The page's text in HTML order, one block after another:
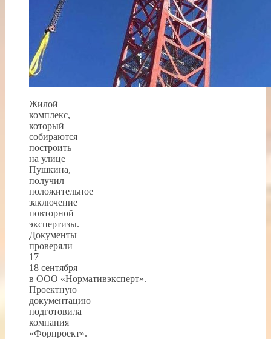
Жилой
комплекс,
который
собираются
построить
на улице
Пушкина,
получил
положительное
заключение
повторной
экспертизы.
Документы
проверяли
17—
18 сентября
в ООО «Нормативэксперт».
Проектную
документацию
подготовила
компания
«Форпроект».